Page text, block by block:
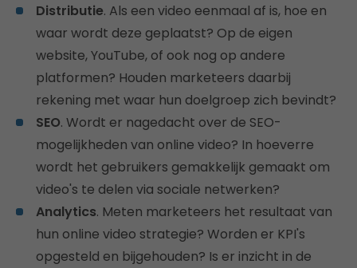
Distributie. Als een video eenmaal af is, hoe en
waar wordt deze geplaatst? Op de eigen
website, YouTube, of ook nog op andere
platformen? Houden marketeers daarbij
rekening met waar hun doelgroep zich bevindt?
SEO. Wordt er nagedacht over de SEO-
mogelijkheden van online video? In hoeverre
wordt het gebruikers gemakkelijk gemaakt om
video's te delen via sociale netwerken?
Analytics. Meten marketeers het resultaat van
hun online video strategie? Worden er KPI's
opgesteld en bijgehouden? Is er inzicht in de